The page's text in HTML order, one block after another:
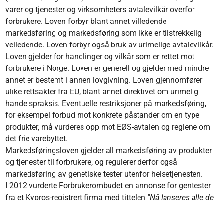
varer og tjenester og virksomheters avtalevilkår overfor
forbrukere. Loven forbyr blant annet villedende
markedsføring og markedsføring som ikke er tilstrekkelig
veiledende. Loven forbyr også bruk av urimelige avtalevilkår.
Loven gjelder for handlinger og vilkår som er rettet mot
forbrukere i Norge. Loven er generell og gjelder med mindre
annet er bestemt i annen lovgivning. Loven gjennomfører
ulike rettsakter fra EU, blant annet direktivet om urimelig
handelspraksis. Eventuelle restriksjoner på markedsføring,
for eksempel forbud mot konkrete påstander om en type
produkter, må vurderes opp mot EØS-avtalen og reglene om
det frie varebyttet.
Markedsføringsloven gjelder all markedsføring av produkter
og tjenester til forbrukere, og regulerer derfor også
markedsføring av genetiske tester utenfor helsetjenesten.
I 2012 vurderte Forbrukerombudet en annonse for gentester
fra et Kypros-registrert firma med tittelen "Nå lanseres alle de